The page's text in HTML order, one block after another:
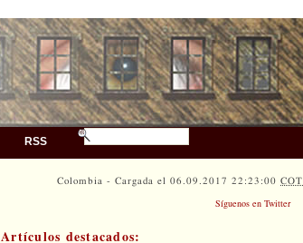
RSS
Colombia - Cargada el 06.09.2017 22:23:00COT
Síguenos en Twitter
Artículos destacados: